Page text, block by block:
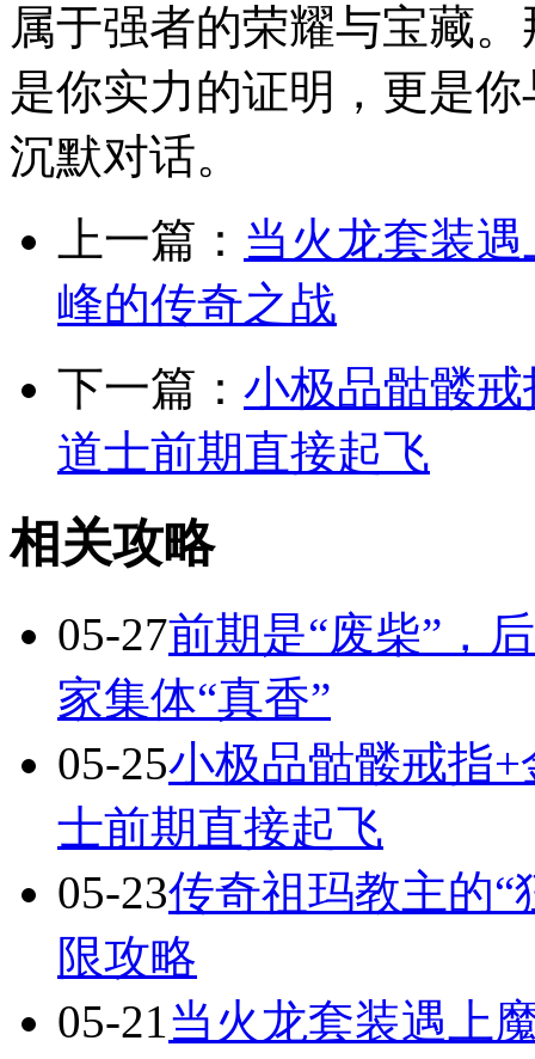
属于强者的荣耀与宝藏
是你实力的证明，更是
沉默对话。
上一篇： 当火龙套装
峰的传奇之战
下一篇： 小极品骷髅
道士前期直接起飞
相关攻略
05-27前期是“废柴”，
家集体“真香”
05-25小极品骷髅戒指
士前期直接起飞
05-23传奇祖玛教主的“
限攻略
05-21当火龙套装遇上